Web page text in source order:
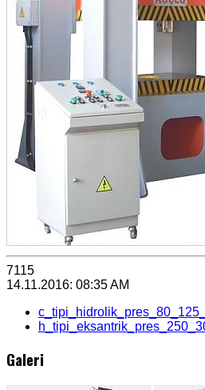
7115
14.11.2016: 08:35 AM
Galeri